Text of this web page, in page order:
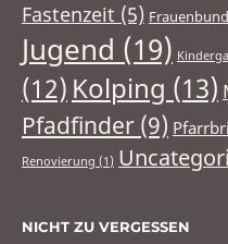
Fastenzeit (5) Frauenbund
Jugend (19)
(12) Kolping (13)
Pfadfinder (9)
Renovierung (1)
NICHT ZU VERGESSEN